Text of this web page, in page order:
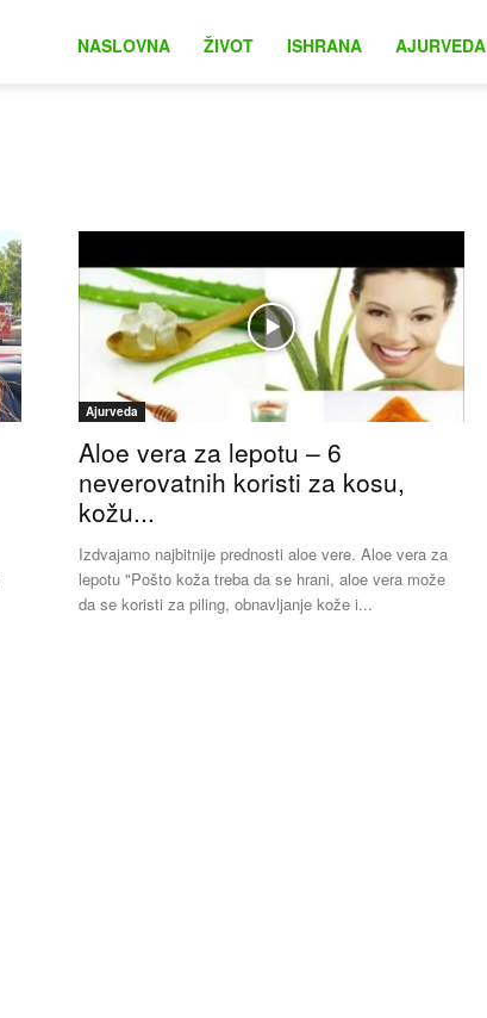
NASLOVNA ŽIVOT ISHRANA AJURVEDA
Ajurveda
Aloe vera za lepotu – 6
neverovatnih koristi za kosu,
kožu...
Izdvajamo najbitnije prednosti aloe vere. Aloe vera za
lepotu "Pošto koža treba da se hrani, aloe vera može
da se koristi za piling, obnavljanje kože i...